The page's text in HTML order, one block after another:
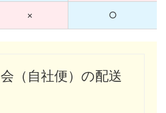
× ○
（自社便）の配送